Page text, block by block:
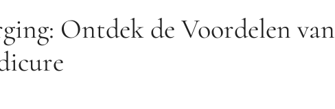
Ontdek de Voordelen van